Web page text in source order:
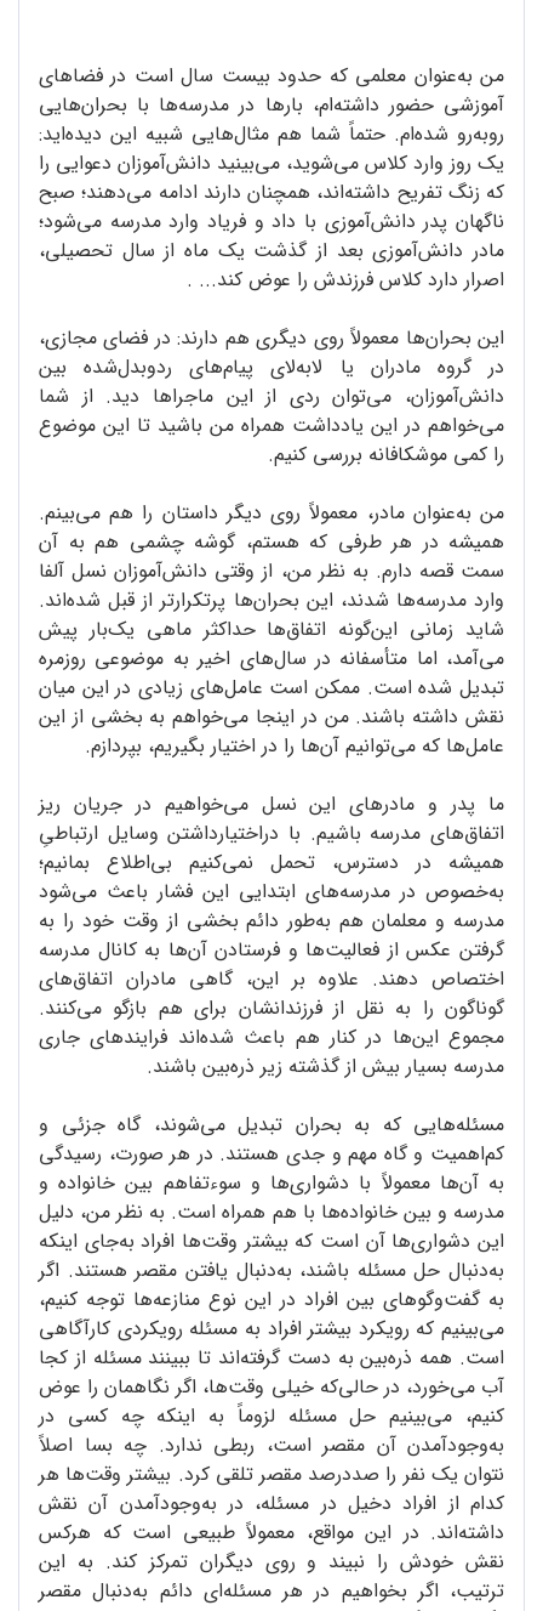
من به‌عنوان معلمی که حدود بیست سال است در فضاهای
آموزشی حضور داشته‌ام، بارها در مدرسه‌ها با بحران‌هایی
روبه‌رو شده‌ام. حتماً شما هم مثال‌هایی شبیه این دیده‌اید:
یک روز وارد کلاس می‌شوید، می‌بینید دانش‌آموزان دعوایی را
که زنگ تفریح داشته‌اند، همچنان دارند ادامه می‌دهند؛ صبح
ناگهان پدر دانش‌آموزی با داد و فریاد وارد مدرسه می‌شود؛
مادر دانش‌آموزی بعد از گذشت یک ماه از سال تحصیلی،
اصرار دارد کلاس فرزندش را عوض کند... .
این بحران‌ها معمولاً روی دیگری هم دارند: در فضای مجازی،
در گروه مادران یا لابه‌لای پیام‌های ردوبدل‌شده بین
دانش‌آموزان، می‌توان ردی از این ماجراها دید. از شما
می‌خواهم در این یادداشت همراه من باشید تا این موضوع
را کمی موشکافانه بررسی کنیم.
من به‌عنوان مادر، معمولاً روی دیگر داستان را هم می‌بینم.
همیشه در هر طرفی که هستم، گوشه چشمی هم به آن
سمت قصه دارم. به نظر من، از وقتی دانش‌آموزان نسل آلفا
وارد مدرسه‌ها شدند، این بحران‌ها پرتکرارتر از قبل شده‌اند.
شاید زمانی این‌گونه اتفاق‌ها حداکثر ماهی یک‌بار پیش
می‌آمد، اما متأسفانه در سال‌های اخیر به موضوعی روزمره
تبدیل شده است. ممکن است عامل‌های زیادی در این میان
نقش داشته باشند. من در اینجا می‌خواهم به بخشی از این
عامل‌ها که می‌توانیم آن‌ها را در اختیار بگیریم، بپردازم.
ما پدر و مادرهای این نسل می‌خواهیم در جریان ریز
اتفاق‌های مدرسه باشیم. با دراختیارداشتن وسایل ارتباطیِ
همیشه در دسترس، تحمل نمی‌کنیم بی‌اطلاع بمانیم؛
به‌خصوص در مدرسه‌های ابتدایی این فشار باعث می‌شود
مدرسه و معلمان هم به‌طور دائم بخشی از وقت خود را به
گرفتن عکس از فعالیت‌ها و فرستادن آن‌ها به کانال مدرسه
اختصاص دهند. علاوه بر این، گاهی مادران اتفاق‌های
گوناگون را به نقل از فرزندانشان برای هم بازگو می‌کنند.
مجموع این‌ها در کنار هم باعث شده‌اند فرایندهای جاری
مدرسه بسیار بیش از گذشته زیر ذره‌بین باشند.
مسئله‌هایی که به بحران تبدیل می‌شوند، گاه جزئی و
کم‌اهمیت و گاه مهم و جدی هستند. در هر صورت، رسیدگی
به آن‌ها معمولاً با دشواری‌ها و سوءتفاهم بین خانواده و
مدرسه و بین خانواده‌ها با هم همراه است. به نظر من، دلیل
این دشواری‌ها آن است که بیشتر وقت‌ها افراد به‌جای اینکه
به‌دنبال حل مسئله باشند، به‌دنبال یافتن مقصر هستند. اگر
به گفت‌وگوهای بین افراد در این نوع منازعه‌ها توجه کنیم،
می‌بینیم که رویکرد بیشتر افراد به مسئله رویکردی کارآگاهی
است. همه ذره‌بین به دست گرفته‌اند تا ببینند مسئله از کجا
آب می‌خورد، در حالی‌که خیلی وقت‌ها، اگر نگاهمان را عوض
کنیم، می‌بینیم حل مسئله لزوماً به اینکه چه کسی در
به‌وجودآمدن آن مقصر است، ربطی ندارد. چه بسا اصلاً
نتوان یک نفر را صددرصد مقصر تلقی کرد. بیشتر وقت‌ها هر
کدام از افراد دخیل در مسئله، در به‌وجودآمدن آن نقش
داشته‌اند. در این مواقع، معمولاً طبیعی است که هرکس
نقش خودش را نبیند و روی دیگران تمرکز کند. به این
ترتیب، اگر بخواهیم در هر مسئله‌ای دائم به‌دنبال مقصر